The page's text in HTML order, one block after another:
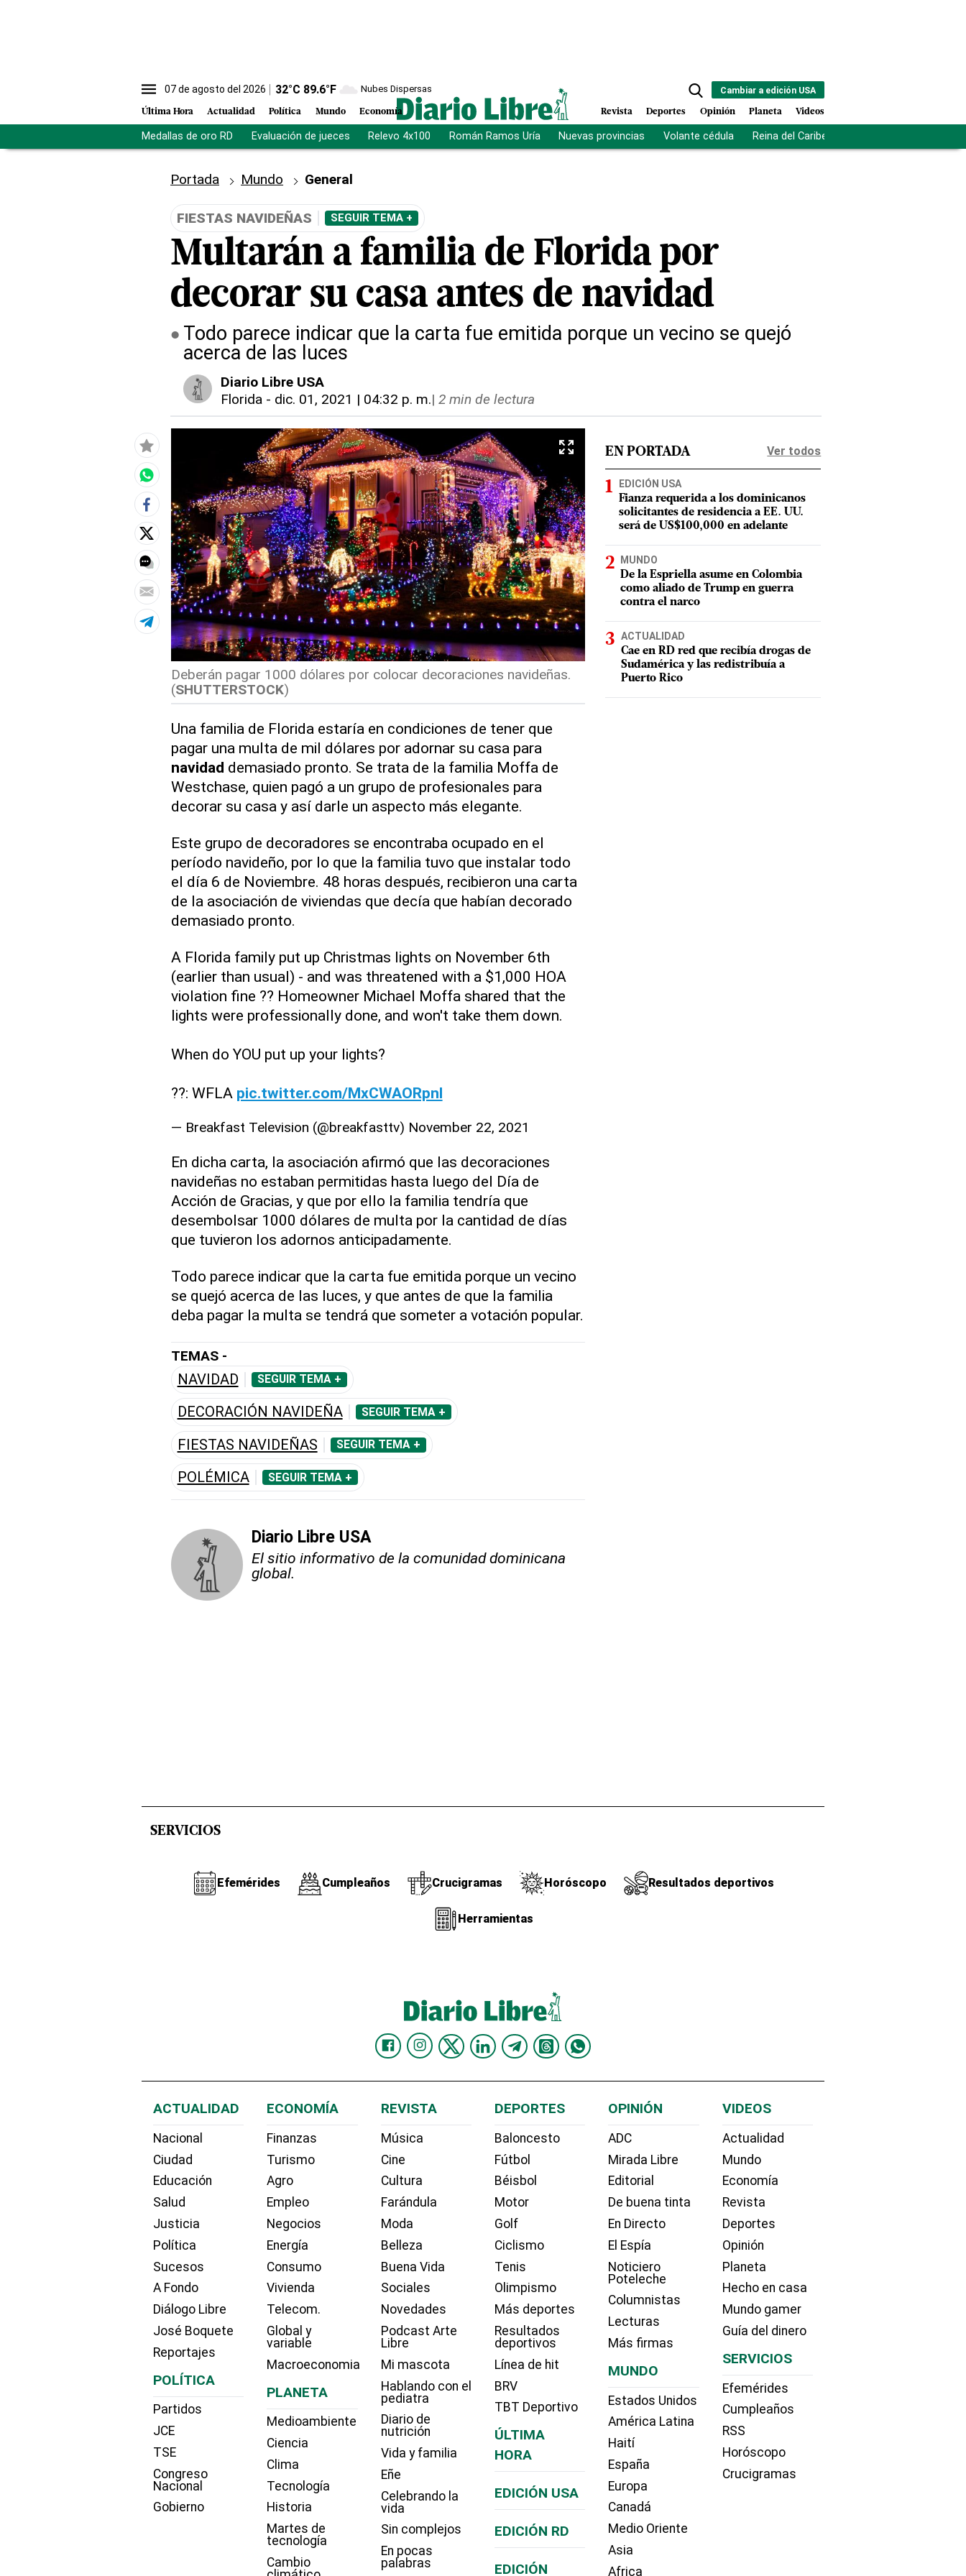
07 de agosto del 2026 32°C 89.6°F Nubes Dispersas
Última Hora Actualidad Política Mundo Economía
Cambiar a edición USA
Revista Deportes Opinión Planeta Videos
Medallas de oro RD Evaluación de jueces Relevo 4x100 Román Ramos Uría Nuevas provincias Volante cédula Reina del Caribe
Portada Mundo General
FIESTAS NAVIDEÑAS SEGUIR TEMA +
Multarán a familia de Florida por
decorar su casa antes de navidad
Todo parece indicar que la carta fue emitida porque un vecino se quejó
acerca de las luces
Diario Libre USA
Florida - dic. 01, 2021 | 04:32 p. m.| 2 min de lectura
Deberán pagar 1000 dólares por colocar decoraciones navideñas.
(SHUTTERSTOCK)
Una familia de Florida estaría en condiciones de tener que
pagar una multa de mil dólares por adornar su casa para
navidad demasiado pronto. Se trata de la familia Moffa de
Westchase, quien pagó a un grupo de profesionales para
decorar su casa y así darle un aspecto más elegante.
Este grupo de decoradores se encontraba ocupado en el
período navideño, por lo que la familia tuvo que instalar todo
el día 6 de Noviembre. 48 horas después, recibieron una carta
de la asociación de viviendas que decía que habían decorado
demasiado pronto.
A Florida family put up Christmas lights on November 6th
(earlier than usual) - and was threatened with a $1,000 HOA
violation fine ?? Homeowner Michael Moffa shared that the
lights were professionally done, and won't take them down.
When do YOU put up your lights?
??: WFLA pic.twitter.com/MxCWAORpnl
— Breakfast Television (@breakfasttv) November 22, 2021
En dicha carta, la asociación afirmó que las decoraciones
navideñas no estaban permitidas hasta luego del Día de
Acción de Gracias, y que por ello la familia tendría que
desembolsar 1000 dólares de multa por la cantidad de días
que tuvieron los adornos anticipadamente.
Todo parece indicar que la carta fue emitida porque un vecino
se quejó acerca de las luces, y que antes de que la familia
deba pagar la multa se tendrá que someter a votación popular.
TEMAS -
NAVIDAD SEGUIR TEMA +
DECORACIÓN NAVIDEÑA SEGUIR TEMA +
FIESTAS NAVIDEÑAS SEGUIR TEMA +
POLÉMICA SEGUIR TEMA +
Diario Libre USA
El sitio informativo de la comunidad dominicana
global.
EN PORTADA Ver todos
EDICIÓN USA
Fianza requerida a los dominicanos
solicitantes de residencia a EE. UU.
será de US$100,000 en adelante
MUNDO
De la Espriella asume en Colombia
como aliado de Trump en guerra
contra el narco
ACTUALIDAD
Cae en RD red que recibía drogas de
Sudamérica y las redistribuía a
Puerto Rico
SERVICIOS
Efemérides Cumpleaños Crucigramas Horóscopo Resultados deportivos
Herramientas
ACTUALIDAD
Nacional
Ciudad
Educación
Salud
Justicia
Política
Sucesos
A Fondo
Diálogo Libre
José Boquete
Reportajes
POLÍTICA
Partidos
JCE
TSE
Congreso
Nacional
Gobierno
ECONOMÍA
Finanzas
Turismo
Agro
Empleo
Negocios
Energía
Consumo
Vivienda
Telecom.
Global y
variable
Macroeconomia
PLANETA
Medioambiente
Ciencia
Clima
Tecnología
Historia
Martes de
tecnología
Cambio
REVISTA
Música
Cine
Cultura
Farándula
Moda
Belleza
Buena Vida
Sociales
Novedades
Podcast Arte
Libre
Mi mascota
Hablando con el
pediatra
Diario de
nutrición
Vida y familia
Eñe
Celebrando la
vida
Sin complejos
En pocas
palabras
DEPORTES
Baloncesto
Fútbol
Béisbol
Motor
Golf
Ciclismo
Tenis
Olimpismo
Más deportes
Resultados
deportivos
Línea de hit
BRV
TBT Deportivo
ÚLTIMA
HORA
EDICIÓN USA
EDICIÓN RD
EDICIÓN
OPINIÓN
ADC
Mirada Libre
Editorial
De buena tinta
En Directo
El Espía
Noticiero
Poteleche
Columnistas
Lecturas
Más firmas
MUNDO
Estados Unidos
América Latina
Haití
España
Europa
Canadá
Medio Oriente
Asia
Africa
VIDEOS
Actualidad
Mundo
Economía
Revista
Deportes
Opinión
Planeta
Hecho en casa
Mundo gamer
Guía del dinero
SERVICIOS
Efemérides
Cumpleaños
RSS
Horóscopo
Crucigramas